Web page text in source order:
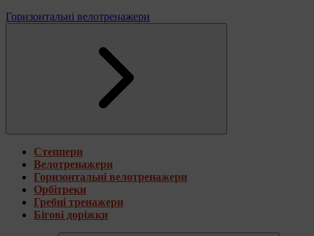
Горизонтальні велотренажери
Степпери
Велотренажери
Горизонтальні велотренажери
Орбітреки
Гребні тренажери
Бігові доріжки